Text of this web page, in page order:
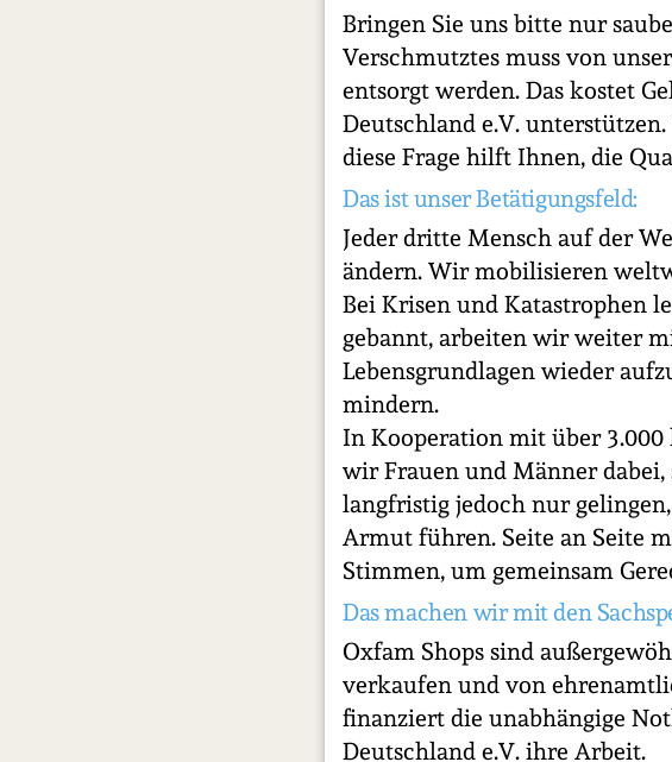
Bringen Sie uns bitte nur
Verschmutztes muss von
entsorgt werden. Das kostet
Deutschland e.V.
diese Frage hilft Ihnen, die
Das ist unser Betätigungsfeld:
Jeder dritte Mensch auf der
ändern. Wir mobilisieren
Bei Krisen und Katastrophen
gebannt, arbeiten wir weiter
Lebensgrundlagen wieder
mindern.
In Kooperation mit über
wir Frauen und Männer
langfristig jedoch nur
Armut führen. Seite an Seite
Stimmen, um gemeinsam
Das machen wir mit den
Oxfam Shops sind
verkaufen und von
finanziert die unabhängige
Deutschland e.V. ihre Arbeit.